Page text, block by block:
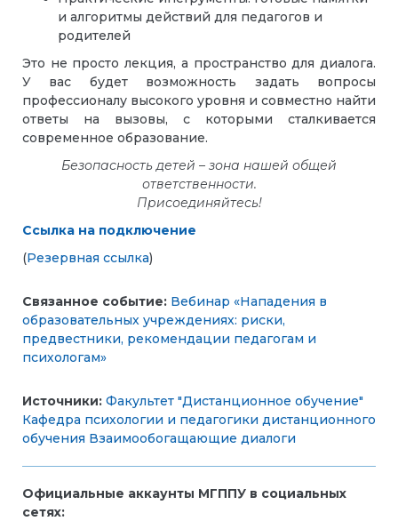
и алгоритмы действий для педагогов и
родителей
Это не просто лекция, а пространство для диалога.
У вас будет возможность задать вопросы
профессионалу высокого уровня и совместно найти
ответы на вызовы, с которыми сталкивается
современное образование.
Безопасность детей – зона нашей общей
ответственности.
Присоединяйтесь!
Ссылка на подключение
(Резервная ссылка)
Связанное событие: Вебинар «Нападения в
образовательных учреждениях: риски,
предвестники, рекомендации педагогам и
психологам»
Источники: Факультет "Дистанционное обучение"
Кафедра психологии и педагогики дистанционного
обучения Взаимообогащающие диалоги
Официальные аккаунты МГППУ в социальных
сетях: